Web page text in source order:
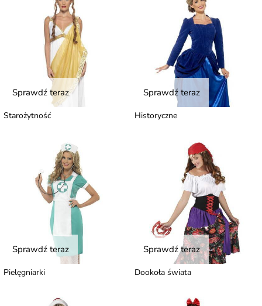
Sprawdź teraz
Starożytność
Sprawdź teraz
Historyczne
Sprawdź teraz
Pielęgniarki
Sprawdź teraz
Dookoła świata